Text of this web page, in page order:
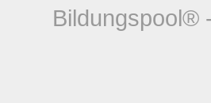
Bildungspool®